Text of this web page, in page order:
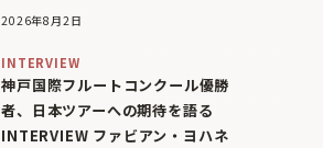
2026年8月2日
INTERVIEW
神戸国際フルートコンクール優勝
者、日本ツアーへの期待を語る
INTERVIEW ファビアン・ヨハネ